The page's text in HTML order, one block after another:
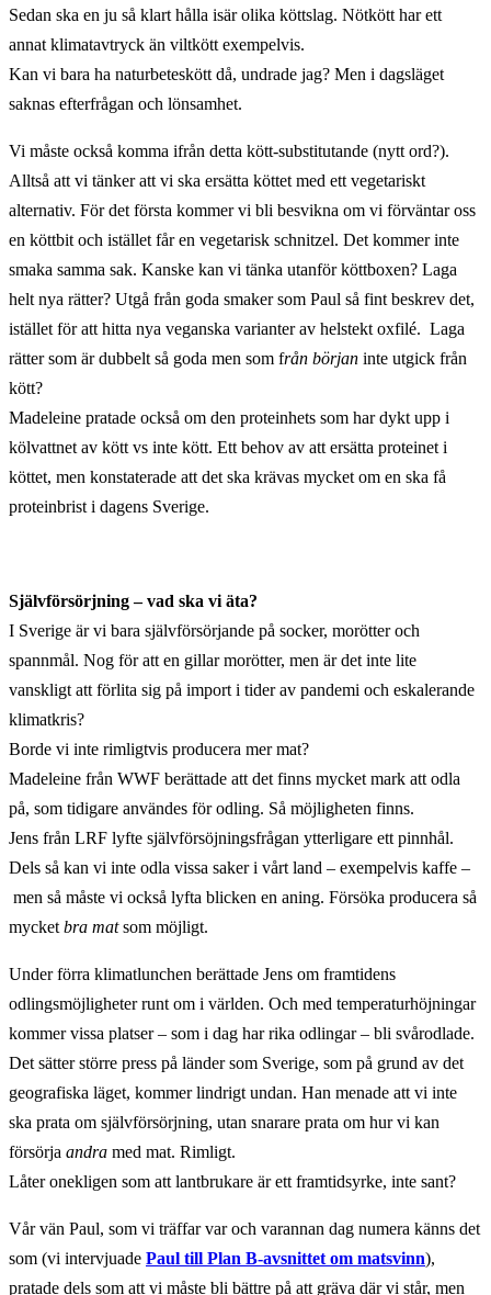
Sedan ska en ju så klart hålla isär olika köttslag. Nötkött har ett
annat klimatavtryck än viltkött exempelvis.
Kan vi bara ha naturbeteskött då, undrade jag? Men i dagsläget
saknas efterfrågan och lönsamhet.
Vi måste också komma ifrån detta kött-substitutande (nytt ord?).
Alltså att vi tänker att vi ska ersätta köttet med ett vegetariskt
alternativ. För det första kommer vi bli besvikna om vi förväntar oss
en köttbit och istället får en vegetarisk schnitzel. Det kommer inte
smaka samma sak. Kanske kan vi tänka utanför köttboxen? Laga
helt nya rätter? Utgå från goda smaker som Paul så fint beskrev det,
istället för att hitta nya veganska varianter av helstekt oxfilé. Laga
rätter som är dubbelt så goda men som från början inte utgick från
kött?
Madeleine pratade också om den proteinhets som har dykt upp i
kölvattnet av kött vs inte kött. Ett behov av att ersätta proteinet i
köttet, men konstaterade att det ska krävas mycket om en ska få
proteinbrist i dagens Sverige.
Självförsörjning – vad ska vi äta?
I Sverige är vi bara självförsörjande på socker, morötter och
spannmål. Nog för att en gillar morötter, men är det inte lite
vanskligt att förlita sig på import i tider av pandemi och eskalerande
klimatkris?
Borde vi inte rimligtvis producera mer mat?
Madeleine från WWF berättade att det finns mycket mark att odla
på, som tidigare användes för odling. Så möjligheten finns.
Jens från LRF lyfte självförsöjningsfrågan ytterligare ett pinnhål.
Dels så kan vi inte odla vissa saker i vårt land – exempelvis kaffe –
men så måste vi också lyfta blicken en aning. Försöka producera så
mycket bra matsom möjligt.
Under förra klimatlunchen berättade Jens om framtidens
odlingsmöjligheter runt om i världen. Och med temperaturhöjningar
kommer vissa platser – som i dag har rika odlingar – bli svårodlade.
Det sätter större press på länder som Sverige, som på grund av det
geografiska läget, kommer lindrigt undan. Han menade att vi inte
ska prata om självförsörjning, utan snarare prata om hur vi kan
försörja andra med mat. Rimligt.
Låter onekligen som att lantbrukare är ett framtidsyrke, inte sant?
Vår vän Paul, som vi träffar var och varannan dag numera känns det
som (vi intervjuade Paul till Plan B-avsnittet om matsvinn),
pratade dels som att vi måste bli bättre på att gräva där vi står, men